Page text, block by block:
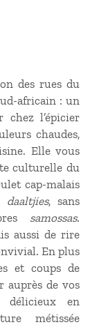
des rues du
africain : un
l’épicier
chaudes,
Elle vous
culturelle du
cap-malais
daaltjies, sans
samossas.
aussi de rire
En plus
et coups de
de vos
délicieux en
métissée